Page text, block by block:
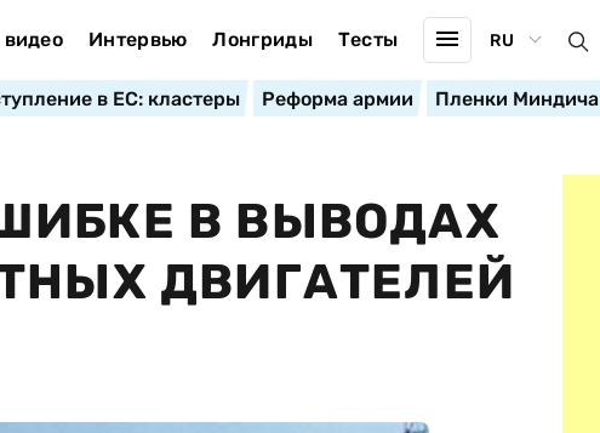
Интервью Лонгриды Тесты RU
в ЕС: кластеры Реформа армии Пленки Миндича
В ВЫВОДАХ
ДВИГАТЕЛЕЙ